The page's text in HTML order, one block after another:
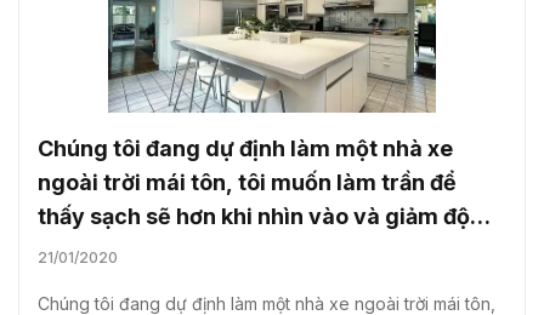
Chúng tôi đang dự định làm một nhà xe
ngoài trời mái tôn, tôi muốn làm trần để
thấy sạch sẽ hơn khi nhìn vào và giảm độ
nóng dưới nhà xe. Xin tư vấn cho tôi giải
21/01/2020
Chúng tôi đang dự định làm một nhà xe ngoài trời mái tôn,